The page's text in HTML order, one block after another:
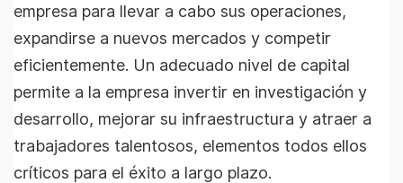
empresa para llevar a cabo sus operaciones,
expandirse a nuevos mercados y competir
eficientemente. Un adecuado nivel de capital
permite a la empresa invertir en investigación y
desarrollo, mejorar su infraestructura y atraer a
trabajadores talentosos, elementos todos ellos
críticos para el éxito a largo plazo.